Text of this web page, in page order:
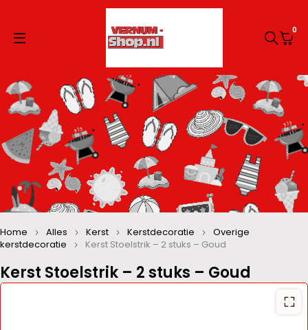
0
Kerst Stoelstrik – 2 stuks – Goud
Home Alles Kerst Kerstdecoratie
Overige
kerstdecoratie
Kerst Stoelstrik – 2 stuks – Goud